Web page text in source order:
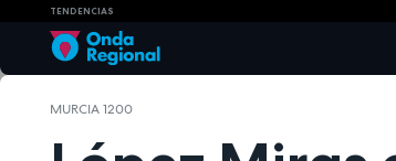
TENDENCIAS
MURCIA 1200